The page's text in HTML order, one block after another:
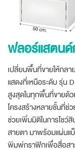
ฟลอร์แสตนด์
เปลี่ยนพื้นที่ขายให้กลา
แสดงที่เหนือระดับ รุ่น
สูงสุดในทุกพื้นที่ขายด้
โครงสร้างหลายชั้นที่ช่
ช่วยเพิ่มมิติในการโชว์สิ
สายตา มาพร้อมแผ่นแ
พิมพ์กราฟิกเพื่อสื่อสาร